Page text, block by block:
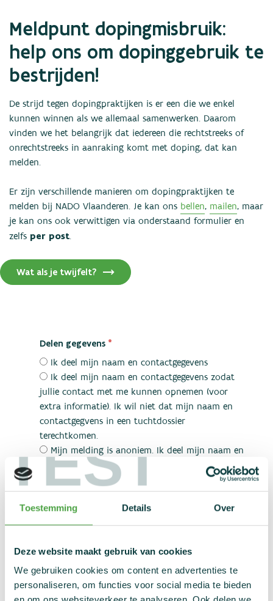
TEST
Toestemming Details Over
Deze website maakt gebruik van cookies
We gebruiken cookies om content en advertenties te
personaliseren, om functies voor social media te bieden
Statistieken
Links
Contact
Meldpunt dopingmisbruik:
help ons om dopinggebruik te
bestrijden!
De strijd tegen dopingpraktijken is er een die we enkel
kunnen winnen als we allemaal samenwerken. Daarom
vinden we het belangrijk dat iedereen die rechtstreeks of
onrechtstreeks in aanraking komt met doping, dat kan
melden.
Er zijn verschillende manieren om dopingpraktijken te
melden bij NADO Vlaanderen. Je kan ons bellen, mailen, maar
je kan ons ook verwittigen via onderstaand formulier en
zelfs per post.
Wat als je twijfelt?
Delen gegevens *
Ik deel mijn naam en contactgegevens
Ik deel mijn naam en contactgegevens zodat
jullie contact met me kunnen opnemen (voor
extra informatie). Ik wil niet dat mijn naam en
contactgegvens in een tuchtdossier
terechtkomen.
Mijn melding is anoniem. Ik deel mijn naam en
contactgegevens niet